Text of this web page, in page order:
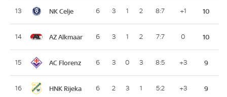
13 NK Celje 6 3 1 2 8:7 +1 10
14 AZ Alkmaar 6 3 1 2 7:7 0 10
15 AC Florenz 6 3 0 3 8:5 +3 9
16 HNK Rijeka 6 2 3 1 5:2 +3 9